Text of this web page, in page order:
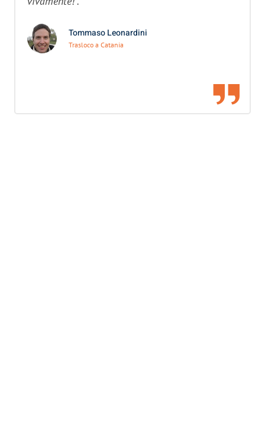
Tommaso Leonardini
Trasloco a Catania